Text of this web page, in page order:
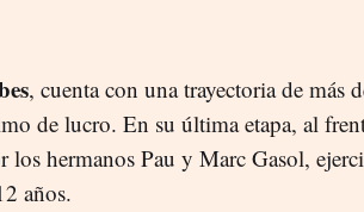
, cuenta con una trayectoria de más
de lucro. En su última etapa, al
hermanos Pau y Marc Gasol,
años.